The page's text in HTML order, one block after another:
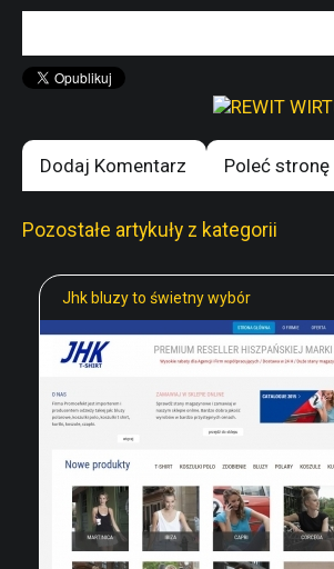
Dodaj Komentarz Poleć stronę
Pozostałe artykuły z kategorii
Jhk bluzy to świetny wybór